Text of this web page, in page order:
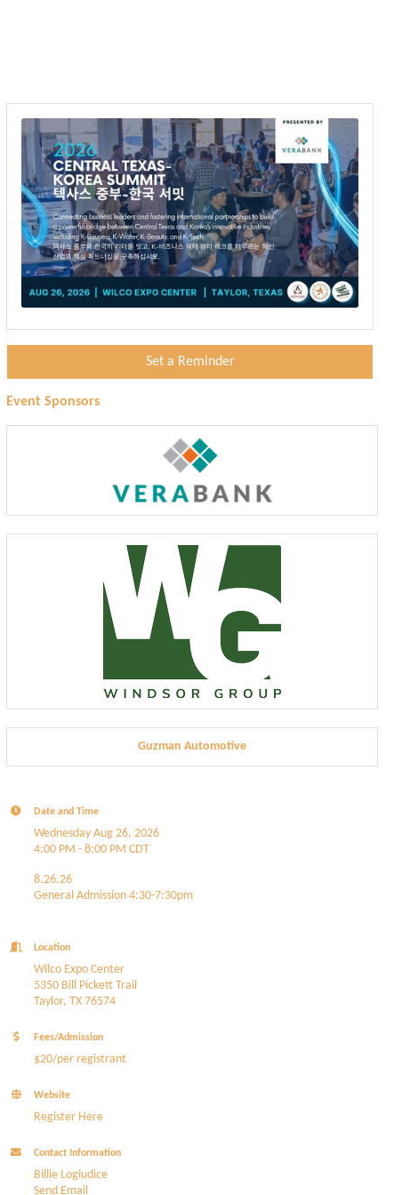
Set a Reminder
Event Sponsors
Guzman Automotive
Date and Time
Wednesday Aug 26, 2026
4:00 PM - 8:00 PM CDT
8.26.26
General Admission 4:30-7:30pm
Location
Wilco Expo Center
5350 Bill Pickett Trail
Taylor, TX 76574
Fees/Admission
$20/per registrant
Website
Register Here
Contact Information
Billie Logiudice
Send Email